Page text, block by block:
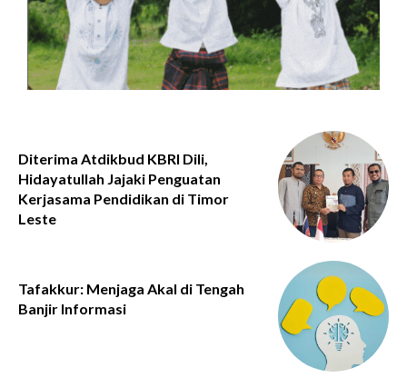
Diterima Atdikbud KBRI Dili,
Hidayatullah Jajaki Penguatan
Kerjasama Pendidikan di Timor
Leste
Tafakkur: Menjaga Akal di Tengah
Banjir Informasi